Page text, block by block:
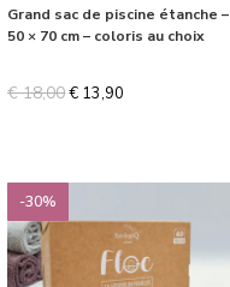
Grand sac de piscine étanche –
50 × 70 cm – coloris au choix
€18,00€ 13,90
-30%